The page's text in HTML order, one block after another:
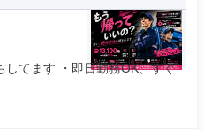
してます ・即日勤務OK、すぐ